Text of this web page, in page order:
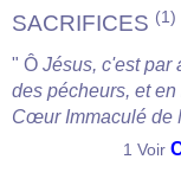
SACRIFICES (1)
" Ô Jésus, c'est par
des pécheurs, et
Cœur Immaculé de
1 Voir